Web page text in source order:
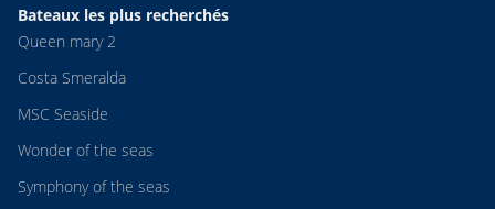
Bateaux les plus recherchés
Queen mary 2
Costa Smeralda
MSC Seaside
Wonder of the seas
Symphony of the seas